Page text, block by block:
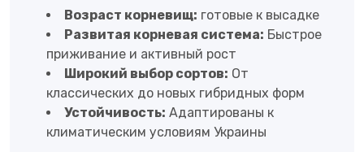
Возраст корневищ: готовые к высадке
Развитая корневая система: Быстрое
приживание и активный рост
Широкий выбор сортов: От
классических до новых гибридных форм
Устойчивость: Адаптированы к
климатическим условиям Украины